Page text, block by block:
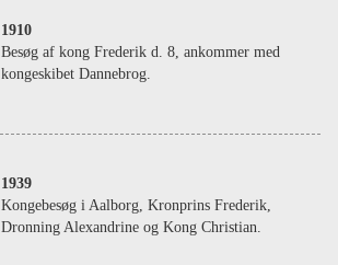
1910
Besøg af kong Frederik d. 8, ankommer med
kongeskibet Dannebrog.
1939
Kongebesøg i Aalborg, Kronprins Frederik,
Dronning Alexandrine og Kong Christian.